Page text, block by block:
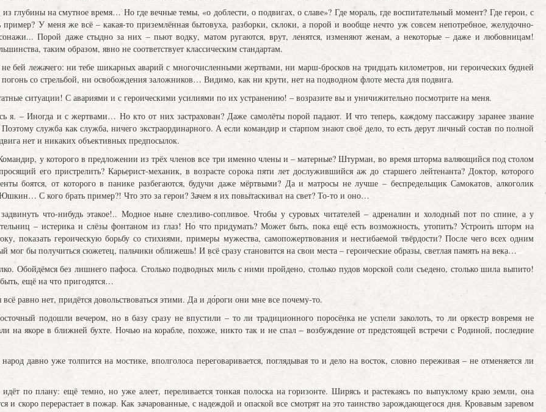
глубины на смутное время… Но где вечные темы, «о доблести, о подвигах, о славе»? Где мораль, где воспитательный момент? Где герои, с
пример? У меня же всё – какая-то приземлённая бытовуха, разборки, склоки, а порой и вообще нечто уж совсем непотребное, желудочно-
Порой даже стыдно за них – пьют водку, матом ругаются, врут, ленятся, изменяют женам, а некоторые – даже и любовницам!
таким образом, явно не соответствует классическим стандартам.
бей лежачего: ни тебе шикарных аварий с многочисленными жертвами, ни марш-бросков на тридцать километров, ни героических будней
со стрельбой, ни освобождения заложников… Видимо, как ни крути, нет на подводном флоте места для подвига.
ситуации! С авариями и с героическими усилиями по их устранению! – возразите вы и уничижительно посмотрите на меня.
я. – Иногда и с жертвами… Но кто от них застрахован? Даже самолёты порой падают. И что теперь, каждому пассажиру заранее звание
Поэтому служба как служба, ничего экстраординарного. А если командир и старпом знают своё дело, то есть дерут личный состав по полной
нет и никаких объективных предпосылок.
у которого в предложении из трёх членов все три именно члены и – матерные? Штурман, во время шторма валяющийся под столом
его пристрелить? Карьерист-механик, в возрасте сорока пяти лет дослужившийся аж до старшего лейтенанта? Доктор, которого
боятся, от которого в панике разбегаются, будучи даже мёртвыми? Да и матросы не лучше – беспредельщик Самокатов, алкоголик
С кого брать пример?! Что это за герои? Зачем я их повытаскивал на свет? То-то и оно…
что-нибудь этакое!.. Модное ныне слезливо-сопливое. Чтобы у суровых читателей – адреналин и холодный пот по спине, а у
– истерика и слёзы фонтаном из глаз! Но что придумать? Может быть, пока ещё есть возможность, утопить? Устроить шторм на
показать героическую борьбу со стихиями, примеры мужества, самопожертвования и несгибаемой твёрдости? После чего всех одним
бы получиться сюжетец, пальчики оближешь! И всё сразу становится на свои места – героические образы, светлая память на века…
Обойдёмся без лишнего пафоса. Столько подводных миль с ними пройдено, столько пудов морской соли съедено, столько шила выпито!
ещё на что пригодятся…
равно нет, придётся довольствоваться этими. Да и до́роги они мне все почему-то.
подошли вечером, но в базу сразу не впустили – то ли традиционного поросёнка не успели заколоть, то ли оркестр вовремя не
на якоре в ближней бухте. Ночью на корабле, похоже, никто так и не спал – возбуждение от предстоящей встречи с Родиной, последние
давно уже толпится на мостике, вполголоса переговаривается, поглядывая то и дело на восток, словно переживая – не отменяется ли
по плану: ещё темно, но уже алеет, переливается тонкая полоска на горизонте. Ширясь и растекаясь по выпуклому краю земли, она
и скоро перерастает в пожар. Как зачарованные, с надеждой и опаской все смотрят на это таинство зарождающегося дня. Кровавым заревом